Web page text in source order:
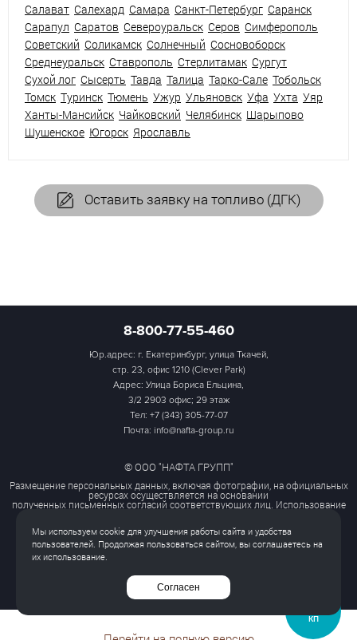
Салават Салехард Самара Санкт-Петербург Саранск
Сарапул Саратов Североуральск Серов Симферополь
Советский Соликамск Солнечный Сосновоборск
Среднеуральск Ставрополь Стерлитамак Сургут
Сухой лог Сысерть Тавда Талица Тарко-Сале Тобольск
Томск Туринск Тюмень Ужур Ульяновск Уфа Ухта Уяр
Ханты-Мансийск Чайковский Челябинск Шарыпово
Шушенское Югорск Ярославль
Оставить заявку на топливо (ДГК)
8-800-77-55-460
Юр.адрес: г. Екатеринбург, улица Ткачей,
стр. 23, офис 1210 (Clever Park)
Адрес: Улица Бориса Ельцина,
3/2 2903 офис; 29 этаж
Тел: +7 (343) 305-77-07
Почта: info@nafta-group.ru
© ООО "НАФТА ГРУПП"
Размещение персональных данных, включая фотографии, на официальных
ресурсах осуществляется на основании
полученных письменных согласий соответствующих лиц. Использование
Политика обработки персональных данных
Согласие на обработку персональных данных
КП
Мы используем cookie для улучшения работы сайта и удобства
пользователей. Продолжая пользоваться сайтом, вы соглашаетесь на
их использование.
Согласен